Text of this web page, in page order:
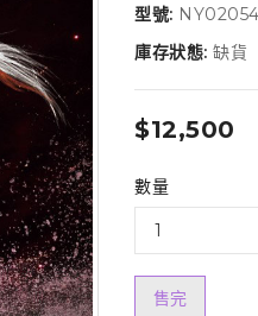
型號: NY02054
庫存狀態: 缺貨
$12,500
數量
售完